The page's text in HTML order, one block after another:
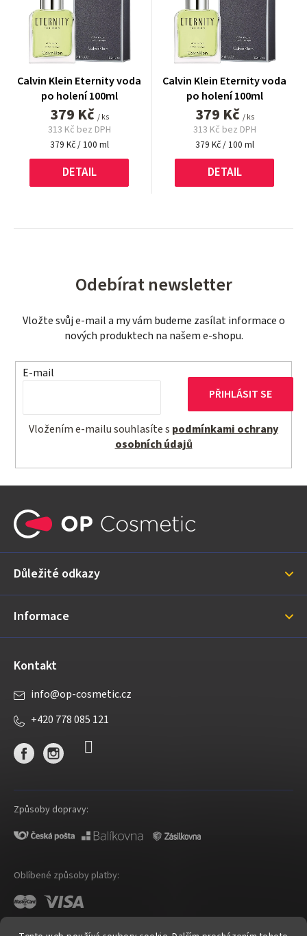
Calvin Klein Eternity voda
po holení 100ml
379 Kč / ks
313 Kč bez DPH
Měrná
379 Kč / 100 ml
DETAIL
Calvin Klein Eternity voda
po holení 100ml
379 Kč / ks
313 Kč bez DPH
Měrná
379 Kč / 100 ml
DETAIL
Odebírat newsletter
Vložte svůj e-mail a my vám budeme zasílat informace o
nových produktech na našem e-shopu.
E-mail
Vložením e-mailu souhlasíte s podmínkami ochrany
osobních údajů
PŘIHLÁSIT SE
a
í
Důležité odkazy
Informace
Kontakt
info@op-cosmetic.cz
+420 778 085 121
Způsoby dopravy:
Oblíbené způsoby platby: